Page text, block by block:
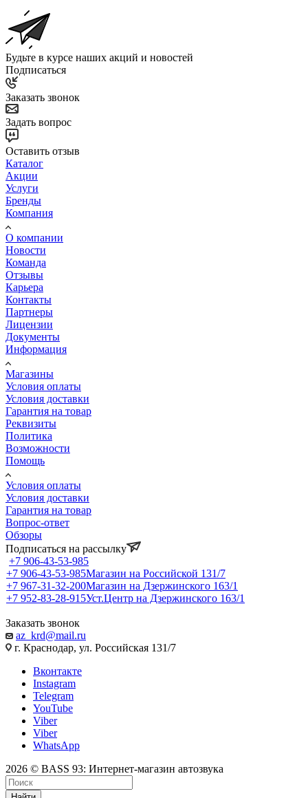
Будьте в курсе наших акций и новостей
Подписаться
Заказать звонок
Задать вопрос
Оставить отзыв
Каталог
Акции
Услуги
Бренды
Компания
О компании
Новости
Команда
Отзывы
Карьера
Контакты
Партнеры
Лицензии
Документы
Информация
Магазины
Условия оплаты
Условия доставки
Гарантия на товар
Реквизиты
Политика
Возможности
Помощь
Условия оплаты
Условия доставки
Гарантия на товар
Вопрос-ответ
Обзоры
Подписаться на рассылку
+7 906-43-53-985
+7 906-43-53-985Магазин на Российской 131/7
+7 967-31-32-200Магазин на Дзержинского 163/1
+7 952-83-28-915Уст.Центр на Дзержинского 163/1
Заказать звонок
az_krd@mail.ru
г. Краснодар, ул. Российская 131/7
Вконтакте
Instagram
Telegram
YouTube
Viber
Viber
WhatsApp
2026 © BASS 93: Интернет-магазин автозвука